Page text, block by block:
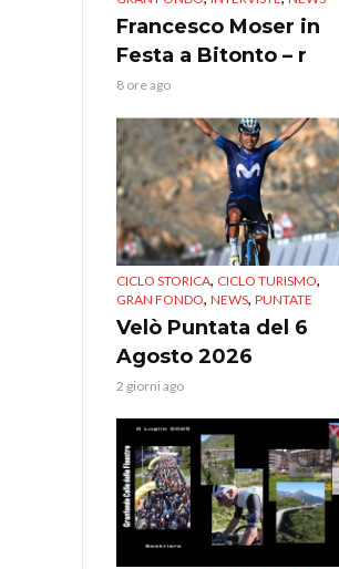
Francesco Moser in
Festa a Bitonto – r
8 ore ago
CICLO STORICA, CICLO TURISMO,
GRAN FONDO, NEWS, PUNTATE
Velò Puntata del 6
Agosto 2026
2 giorni ago